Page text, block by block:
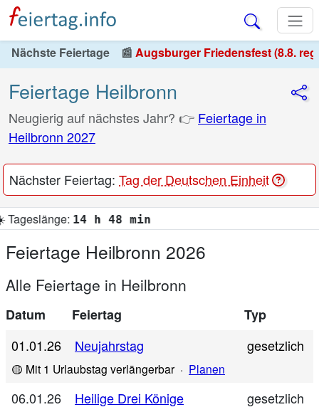
Nächste Feiertage 📰 Augsburger Friedensfest (8.8.
Feiertage Heilbronn
Neugierig auf nächstes Jahr? 👉 Feiertage in
Heilbronn 2027
Nächster Feiertag: Tag der Deutschen Einheit
48 min
Feiertage Heilbronn 2026
Alle Feiertage in Heilbronn
Datum Feiertag
Typ
01.01.26
Neujahrstag gesetzlich
🟡 Mit 1 Urlaubstag verlängerbar · Planen
06.01.26 Heilige Drei Könige gesetzlich